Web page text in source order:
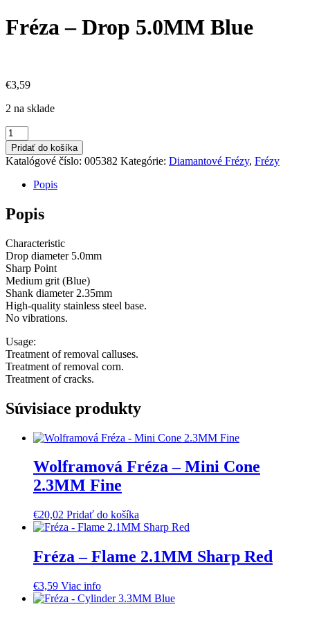
Fréza – Drop 5.0MM Blue
€3,59
2 na sklade
množstvo
Fréza
-
Drop
5.0MM
Pridať do košíka
Katalógové číslo: 005382 Kategórie: Diamantové Frézy, Frézy
Popis
Popis
Characteristic
Drop diameter 5.0mm
Sharp Point
Medium grit (Blue)
Shank diameter 2.35mm
High-quality stainless steel base.
No vibrations.
Usage:
Treatment of removal calluses.
Treatment of removal corn.
Treatment of cracks.
Súvisiace produkty
Wolframová Fréza – Mini Cone
2.3MM Fine
€20,02 Pridať do košíka
Fréza – Flame 2.1MM Sharp Red
€3,59 Viac info